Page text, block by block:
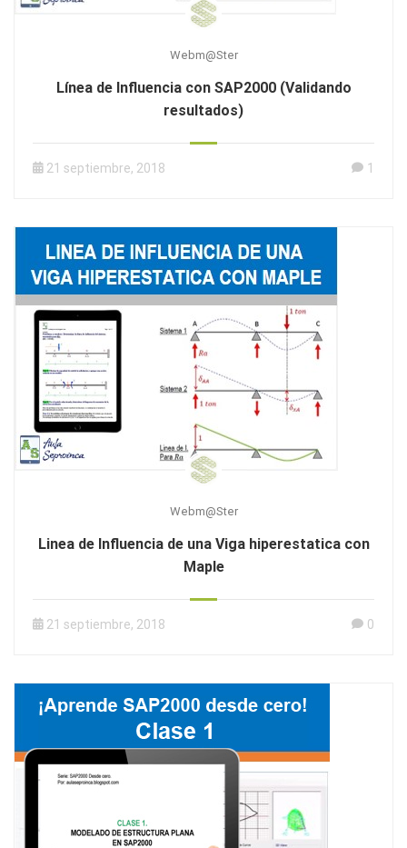
Webm@ster
Línea de Influencia con SAP2000 (Validando
resultados)
21 septiembre, 2018 1
Webm@ster
Linea de Influencia de una Viga hiperestatica con
Maple
21 septiembre, 2018 0